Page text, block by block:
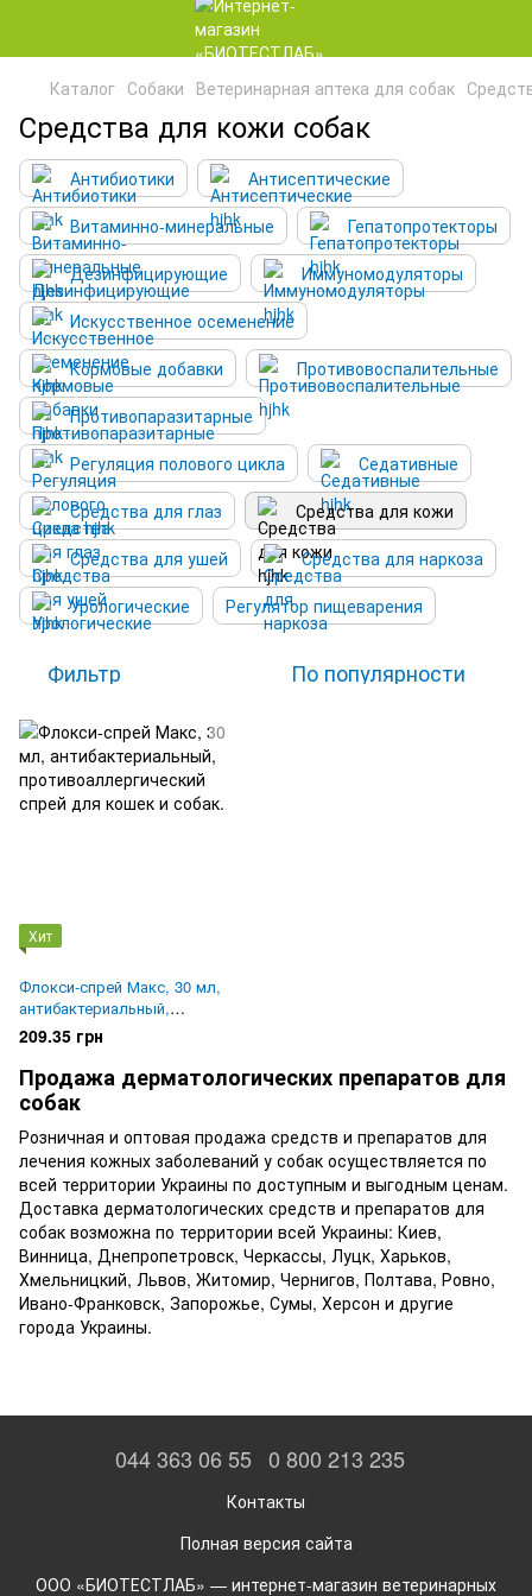
Каталог Собаки Ветеринарная аптека для собак
Средства для кожи собак
Антибиотики
Антисептические
Витаминно-минеральные
Гепатопротекторы
Дезинфицирующие
Иммуномодуляторы
Искусственное осеменение
Кормовые добавки
Противовоспалительные
Противопаразитарные
Регуляция полового цикла
Седативные
Средства для глаз
Средства для кожи
Средства для ушей
Средства для наркоза
Урологические
Регулятор пищеварения
Фильтр По популярности
Хит
Флокси-спрей Макс, 30 мл,
антибактериальный,
противоаллергический спрей
для кошек и собак.
209.35 грн
Продажа дерматологических препаратов для
собак
Розничная и оптовая продажа средств и препаратов для
лечения кожных заболеваний у собак осуществляется по
всей территории Украины по доступным и выгодным ценам.
Доставка дерматологических средств и препаратов для
собак возможна по территории всей Украины: Киев,
Винница, Днепропетровск, Черкассы, Луцк, Харьков,
Хмельницкий, Львов, Житомир, Чернигов, Полтава, Ровно,
Ивано-Франковск, Запорожье, Сумы, Херсон и другие
города Украины.
044 363 06 55 0 800 213 235
Контакты
Полная версия сайта
ООО «БИОТЕСТЛАБ» — интернет-магазин ветеринарных